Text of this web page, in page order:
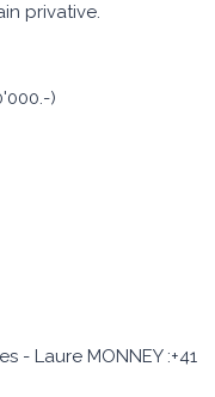
privative.
)
- Laure MONNEY :+41